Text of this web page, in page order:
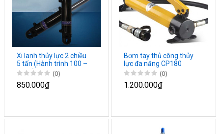
Xi lanh thủy lực 2 chiều
5 tấn (Hành trình 100 –
1500)
(0)
850.000₫
Bơm tay thủ công thủy
lực đa năng CP180
(0)
1.200.000₫